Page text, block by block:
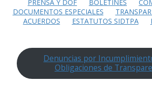
PRENSA Y DOF BOLETINES
DOCUMENTOS ESPECIALES
ACUERDOS
ESTATUTOS SIDTPA
Denuncias por
Obligaciones de